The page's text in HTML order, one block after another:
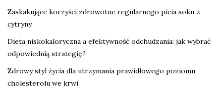
Zaskakujące korzyści zdrowotne regularnego picia soku z
cytryny
Dieta niskokaloryczna a efektywność odchudzania: jak wybrać
odpowiednią strategię?
Zdrowy styl życia dla utrzymania prawidłowego poziomu
cholesterolu we krwi